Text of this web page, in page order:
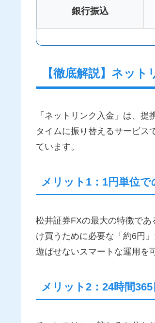
銀行振込
【徹底解説】ネッ
「ネットリンク入金」は、
タイムに振り替えるサービス
ています。
メリット1：1円単位
松井証券FXの最大の特徴で
け買うために必要な「約6円
遊ばせないスマートな運用を
メリット2：24時間